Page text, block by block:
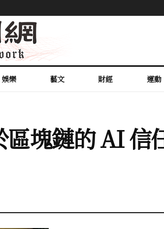
娛樂 藝文 財經 運動
塊鏈的 AI 信